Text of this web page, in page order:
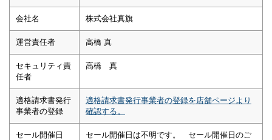
会社名 株式会社真旗
運営責任者 高橋 真
セキュリティ責
任者
高橋 真
適格請求書発行
事業者の登録
適格請求書発行事業者の登録を店舗ページより
確認する。
セール開催日
セール開催日は不明です。 セール開催日のご